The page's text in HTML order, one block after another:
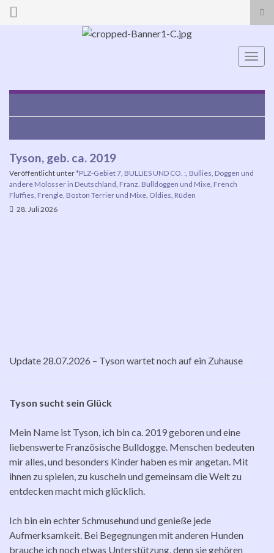
Search for:
Tyson, geb. ca. 2019
Veröffentlicht unter*PLZ-Gebiet 7 BULLIES UND CO. : Bullies, Doggen und
andere Molosser in Deutschland Franz. Bulldoggen und Mixe, French
Fluffies, Frengle, Boston Terrier und Mixe Oldies Rüden
28. Juli 2026
Update 28.07.2026 – Tyson wartet noch auf ein Zuhause
Tyson sucht sein Glück
Mein Name ist Tyson, ich bin ca. 2019 geboren und eine
liebenswerte Französische Bulldogge. Menschen bedeuten
mir alles, und besonders Kinder haben es mir angetan. Mit
ihnen zu spielen, zu kuscheln und gemeinsam die Welt zu
entdecken macht mich glücklich.
Ich bin ein echter Schmusehund und genieße jede
Aufmerksamkeit. Bei Begegnungen mit anderen Hunden
brauche ich noch etwas Unterstützung, denn sie gehören